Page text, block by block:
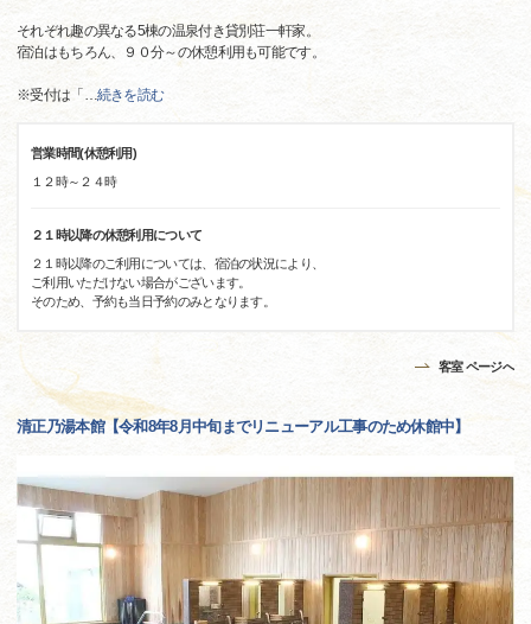
それぞれ趣の異なる5棟の温泉付き貸別荘一軒家。
宿泊はもちろん、９０分～の休憩利用も可能です。
※受付は「 …続きを読む
営業時間(休憩利用)
１２時～２４時
２１時以降の休憩利用について
２１時以降のご利用については、宿泊の状況により、
ご利用いただけない場合がございます。
そのため、予約も当日予約のみとなります。
客室 ページへ
清正乃湯本館【令和8年8月中旬までリニューアル工事のため休館中】